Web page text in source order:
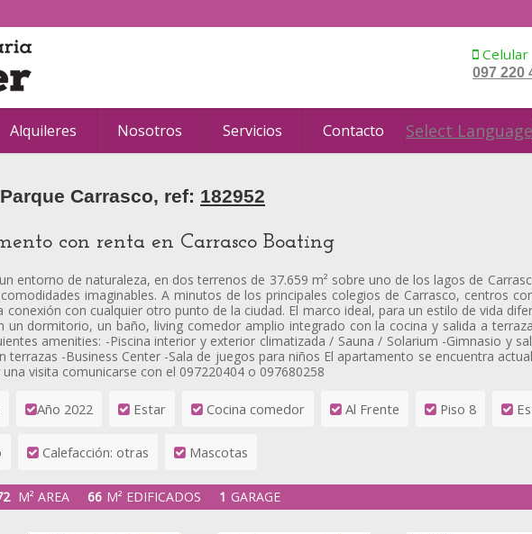
Celular
097 220
Alquileres Nosotros Servicios Contacto Select Language
Parque Carrasco, ref: 182952
con renta en Carrasco Boating
entorno de naturaleza, en dos terrenos de 37.659 m² sobre uno de los lagos de
imaginables. A minutos de los principales colegios de Carrasco, centros
conexión con cualquier otro punto de la ciudad. El marco ideal, para un estilo de vida
un dormitorio, un baño, living comedor amplio integrado con la cocina y salida a
amenities: -Piscina interior y exterior climatizada / Sauna / Solarium -Gimnasio y
terrazas -Business Center -Sala de juegos para niños El apartamento se encuentra
visita comunicarse con el 097220404 o 097680258
Año 2022 Estar Cocina comedor Al Frente Piso 8
Calefacción: otras Mascotas
M² AREA 66 M² EDIFICADOS 1 GARAGE